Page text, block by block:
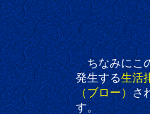
ちなみにこのな
発生する生活
（ブロー）さ
す。